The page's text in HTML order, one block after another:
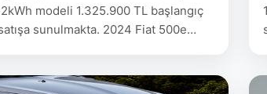
modeli 1.325.900 TL başlangıç
sunulmakta. 2024 Fiat 500e
Bocelli 42kWh 1.355.900 500e Cabrio